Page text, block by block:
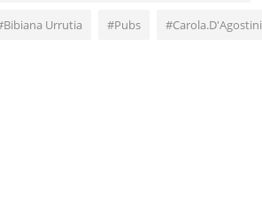
Urrutia #Pubs #Carola.D'Agostini